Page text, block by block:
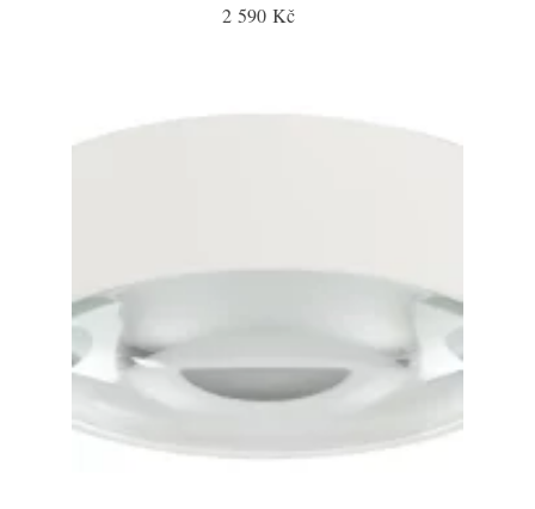
2 590 Kč